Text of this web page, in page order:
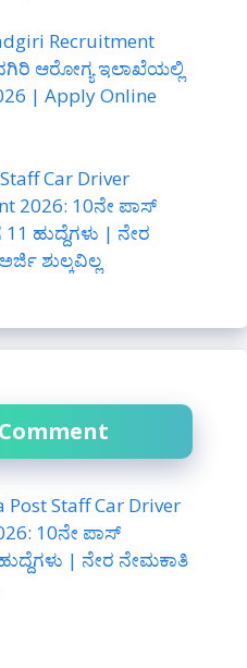
Recruitment
ಆರೋಗ್ಯ ಇಲಾಖೆಯಲ್ಲಿ
| Apply Online
Car Driver
2026: 10ನೇ ಪಾಸ್
ಹುದ್ದೆಗಳು | ನೇರ
ಶುಲ್ಕವಿಲ್ಲ
Post Staff Car Driver
10ನೇ ಪಾಸ್
| ನೇರ ನೇಮಕಾತಿ